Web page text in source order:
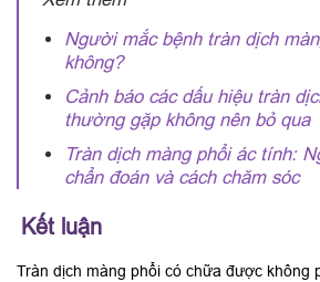
Người mắc bệnh tràn dịch
không?
Cảnh báo các dấu hiệu tràn
thường gặp không nên bỏ qua
Tràn dịch màng phổi ác tính:
chẩn đoán và cách chăm sóc
Kết luận
Tràn dịch màng phổi có chữa được không